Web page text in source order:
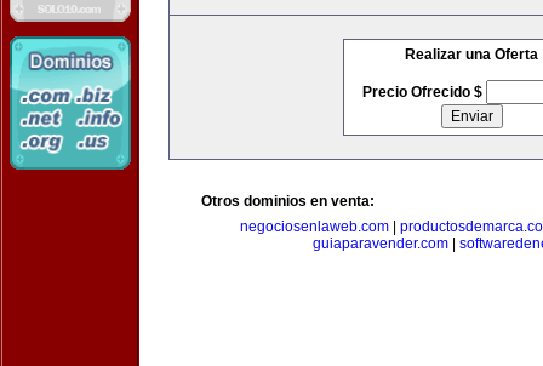
Realizar una Oferta
Precio Ofrecido $
Otros dominios en venta:
negociosenlaweb.com
guiaparavender.com|